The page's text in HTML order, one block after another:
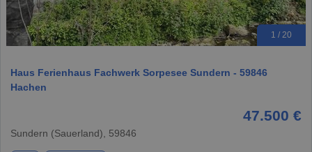
1 / 20
Haus Ferienhaus Fachwerk Sorpesee Sundern - 59846
Hachen
47.500 €
Sundern (Sauerland), 59846